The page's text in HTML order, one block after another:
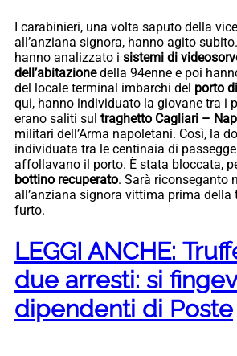
I carabinieri, una volta saputo della
all’anziana signora, hanno agito
hanno analizzato i sistemi di
dell’abitazionedella 94enne e poi
del locale terminal imbarchi del porto
qui, hanno individuato la giovane tra i
erano saliti sul traghetto Cagliari –
militari dell’Arma napoletani. Così, la
individuata tra le centinaia di
affollavano il porto. È stata bloccata,
bottino recuperato. Sarà riconseganto
all’anziana signora vittima prima della
furto.
LEGGI ANCHE:
due arresti: si
dipendenti di Poste